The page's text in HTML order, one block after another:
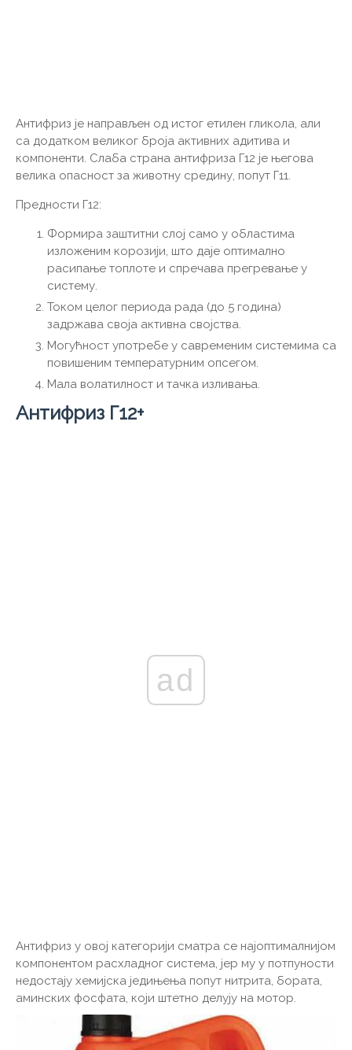
Антифриз је направљен од истог етилен гликола, али
са додатком великог броја активних адитива и
компоненти. Слаба страна антифриза Г12 је његова
велика опасност за животну средину, попут Г11.
Предности Г12:
Формира заштитни слој само у областима
изложеним корозији, што даје оптимално
расипање топлоте и спречава прегревање у
систему.
Током целог периода рада (до 5 година)
задржава своја активна својства.
Могућност употребе у савременим системима са
повишеним температурним опсегом.
Мала волатилност и тачка изливања.
Антифриз Г12+
ad
Антифриз у овој категорији сматра се најоптималнијом
компонентом расхладног система, јер му у потпуности
недостају хемијска једињења попут нитрита, бората,
аминских фосфата, који штетно делују на мотор.